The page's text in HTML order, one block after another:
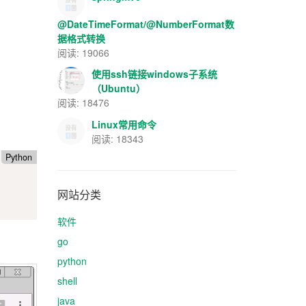
Python
@DateTimeFormat/@NumberFormat数
据格式转换
阅读: 19066
使用ssh链接windows子系统
（Ubuntu）
阅读: 18476
Linux常用命令
阅读: 18343
网站分类
软件
go
python
shell
java